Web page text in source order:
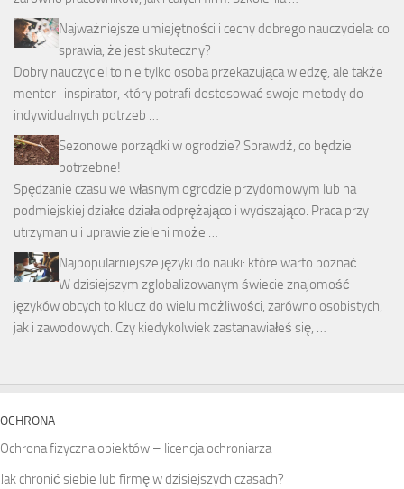
Najważniejsze umiejętności i cechy dobrego nauczyciela: co
sprawia, że jest skuteczny?
Dobry nauczyciel to nie tylko osoba przekazująca wiedzę, ale także
mentor i inspirator, który potrafi dostosować swoje metody do
indywidualnych potrzeb …
Sezonowe porządki w ogrodzie? Sprawdź, co będzie
potrzebne!
Spędzanie czasu we własnym ogrodzie przydomowym lub na
podmiejskiej działce działa odprężająco i wyciszająco. Praca przy
utrzymaniu i uprawie zieleni może …
Najpopularniejsze języki do nauki: które warto poznać
W dzisiejszym zglobalizowanym świecie znajomość
języków obcych to klucz do wielu możliwości, zarówno osobistych,
jak i zawodowych. Czy kiedykolwiek zastanawiałeś się, …
OCHRONA
Ochrona fizyczna obiektów – licencja ochroniarza
Jak chronić siebie lub firmę w dzisiejszych czasach?